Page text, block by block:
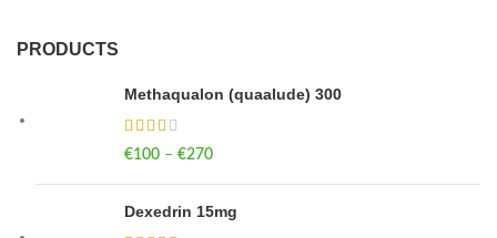
PRODUCTS
Methaqualon (quaalude) 300
€100 – €270
Dexedrin 15mg